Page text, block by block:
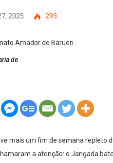
2025 293
de
mais um fim de semana repleto
a atenção: o Jangada